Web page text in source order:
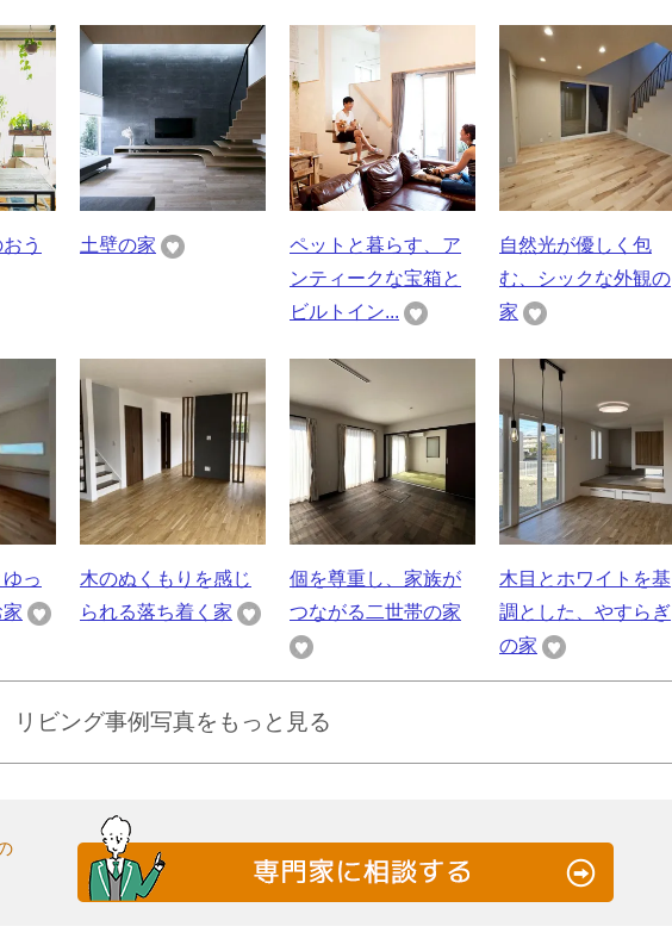
う
土壁の家
ペットと暮らす、ア
ンティークな宝箱と
ビルトイン...
自然光が優しく包
む、シックな外観の
家
っ
木のぬくもりを感じ
られる落ち着く家
個を尊重し、家族が
つながる二世帯の家
木目とホワイトを基
調とした、やすらぎ
の家
リビング事例写真をもっと見る